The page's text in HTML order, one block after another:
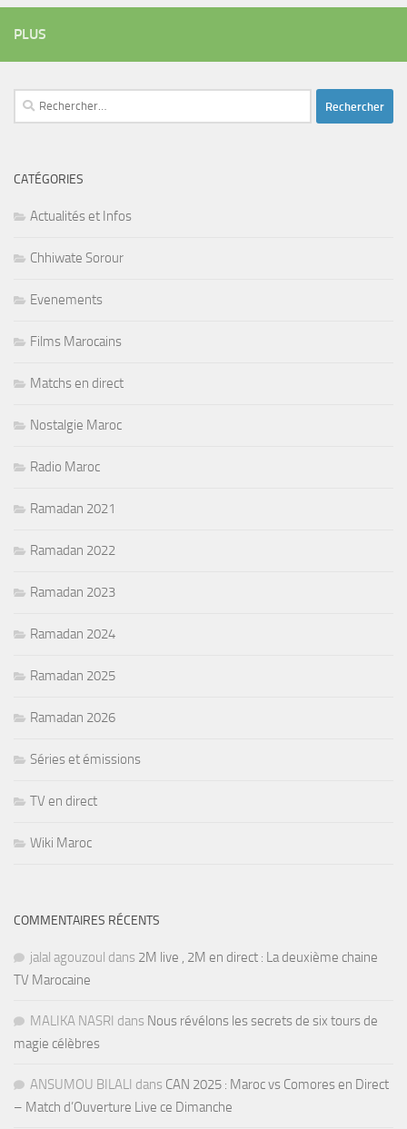
PLUS
Rechercher :
CATÉGORIES
Actualités et Infos
Chhiwate Sorour
Evenements
Films Marocains
Matchs en direct
Nostalgie Maroc
Radio Maroc
Ramadan 2021
Ramadan 2022
Ramadan 2023
Ramadan 2024
Ramadan 2025
Ramadan 2026
Séries et émissions
TV en direct
Wiki Maroc
COMMENTAIRES RÉCENTS
jalal agouzoul dans 2M live , 2M en direct : La deuxième chaine
TV Marocaine
MALIKA NASRI dans Nous révélons les secrets de six tours de
magie célèbres
ANSUMOU BILALI dans CAN 2025 : Maroc vs Comores en Direct
– Match d’Ouverture Live ce Dimanche